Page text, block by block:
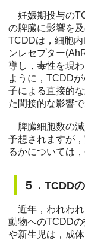
妊娠期投与の
の脾臓に影響を
TCDDは，細胞
ンレセプター
導し，毒性を現
ように，TCDD
子による直接的
た間接的な影響
脾臓細胞数の減
予想されますが
るかについては
５．TCDD
近年，われわれ
動物へのTCDD
や新生児は，成